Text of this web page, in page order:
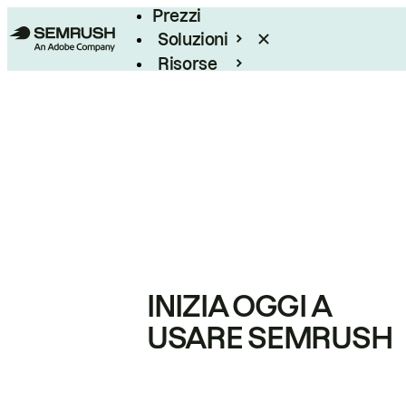
Prezzi
Soluzioni
Risorse
INIZIA OGGI A
USARE SEMRUSH